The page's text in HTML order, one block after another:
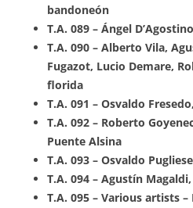
bandoneón
T.A. 089 – Ángel
T.A. 090 – Alberto Vila,
Fugazot, Lucio Demare,
florida
T.A. 091 – Osvaldo
T.A. 092 – Roberto
Puente Alsina
T.A. 093 – Osvaldo
T.A. 094 – Agustín
T.A. 095 – Various artists